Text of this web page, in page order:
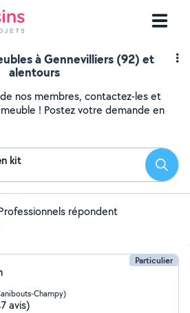
à Gennevilliers (92) et
alentours
nos membres, contactez-les et
! Postez votre demande en
kit
répondent
Particulier
Champy)
avis)